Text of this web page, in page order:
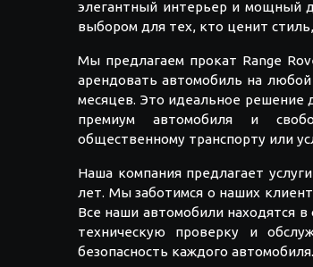
элегантный интерьер и мощный
выбором для тех, кто ценит
Мы предлагаем прокат Range
арендовать автомобиль на
месяцев. Это идеальное решение
премиум автомобиля и
общественному транспорту или
Наша компания предлагает
лет. Мы заботимся о наших
Все наши автомобили находятся
техническую проверку и
безопасность каждого автомобиля.